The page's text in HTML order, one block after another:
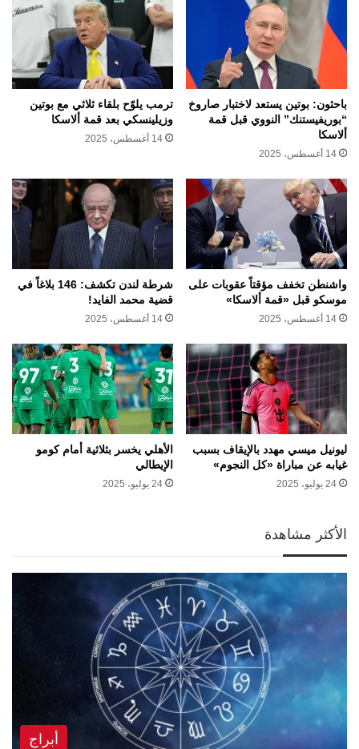
باحثون: بوتين يستعد لاختبار صاروخ
“بوريفيستنك” النووي قبل قمة
ألاسكا
14 أغسطس، 2025
ترمب يلوّح بلقاء ثلاثي مع بوتين
وزيلينسكي بعد قمة ألاسكا
14 أغسطس، 2025
واشنطن تخفف مؤقتاً عقوبات على
موسكو قبل «قمة ألاسكا»
14 أغسطس، 2025
شرطة لندن تكشف: 146 بلاغاً في
قضية محمد الفايد!
14 أغسطس، 2025
ليونيل ميسي مهدد بالإيقاف بسبب
غيابه عن مباراة «كل النجوم»
24 يوليو، 2025
الأهلي يخسر بثلاثية أمام كومو
الإيطالي
24 يوليو، 2025
الأكثر مشاهدة
أبراج